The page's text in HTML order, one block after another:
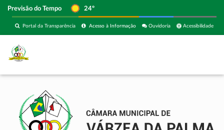
Previsão do Tempo 24º
Acessibilidade
Ouvidoria
Acesso à Informação
Portal da Transparência